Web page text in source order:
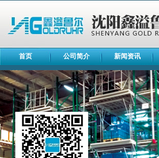
首页 公司简介 新闻资讯